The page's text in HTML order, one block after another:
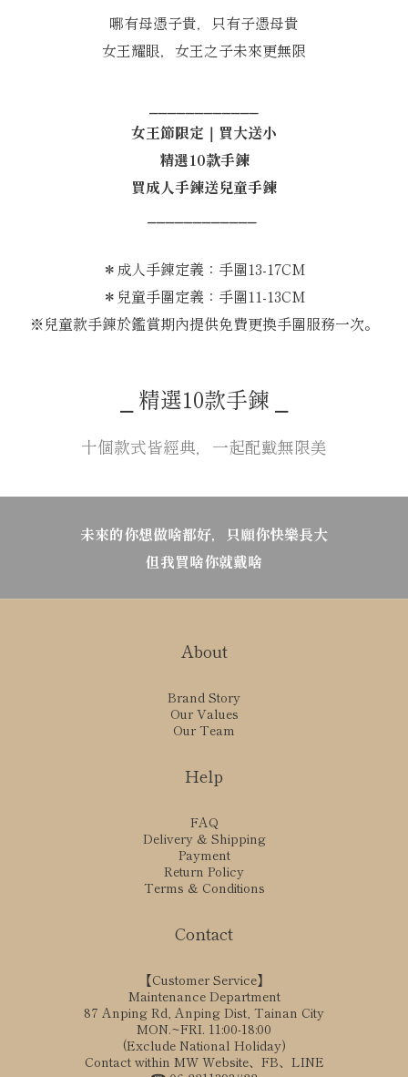
哪有母憑子貴，只有子憑母貴
女王耀眼，女王之子未來更無限
女王節限定｜買大送小
精選10款手鍊
買成人手鍊送兒童手鍊
＊成人手鍊定義：手圍13-17CM
＊兒童手圍定義：手圍11-13CM
※兒童款手鍊於鑑賞期內提供免費更換手圍服務一次。
⎯ 精選10款手鍊 ⎯
十個款式皆經典，一起配戴無限美
未來的你想做啥都好，只願你快樂長大
但我買啥你就戴啥
About
Brand Story
Our Values
Our Team
Help
FAQ
Delivery & Shipping
Payment
Return Policy
Terms & Conditions
Contact
【Customer Service】
Maintenance Department
87 Anping Rd, Anping Dist, Tainan City
MON.~FRI. 11:00-18:00
(Exclude National Holiday)
Contact within MW Website、FB、LINE